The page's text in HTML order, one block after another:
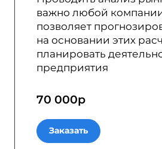
важно любой
позволяет
на основании этих
планировать
предприятия
70 000р
Заказать